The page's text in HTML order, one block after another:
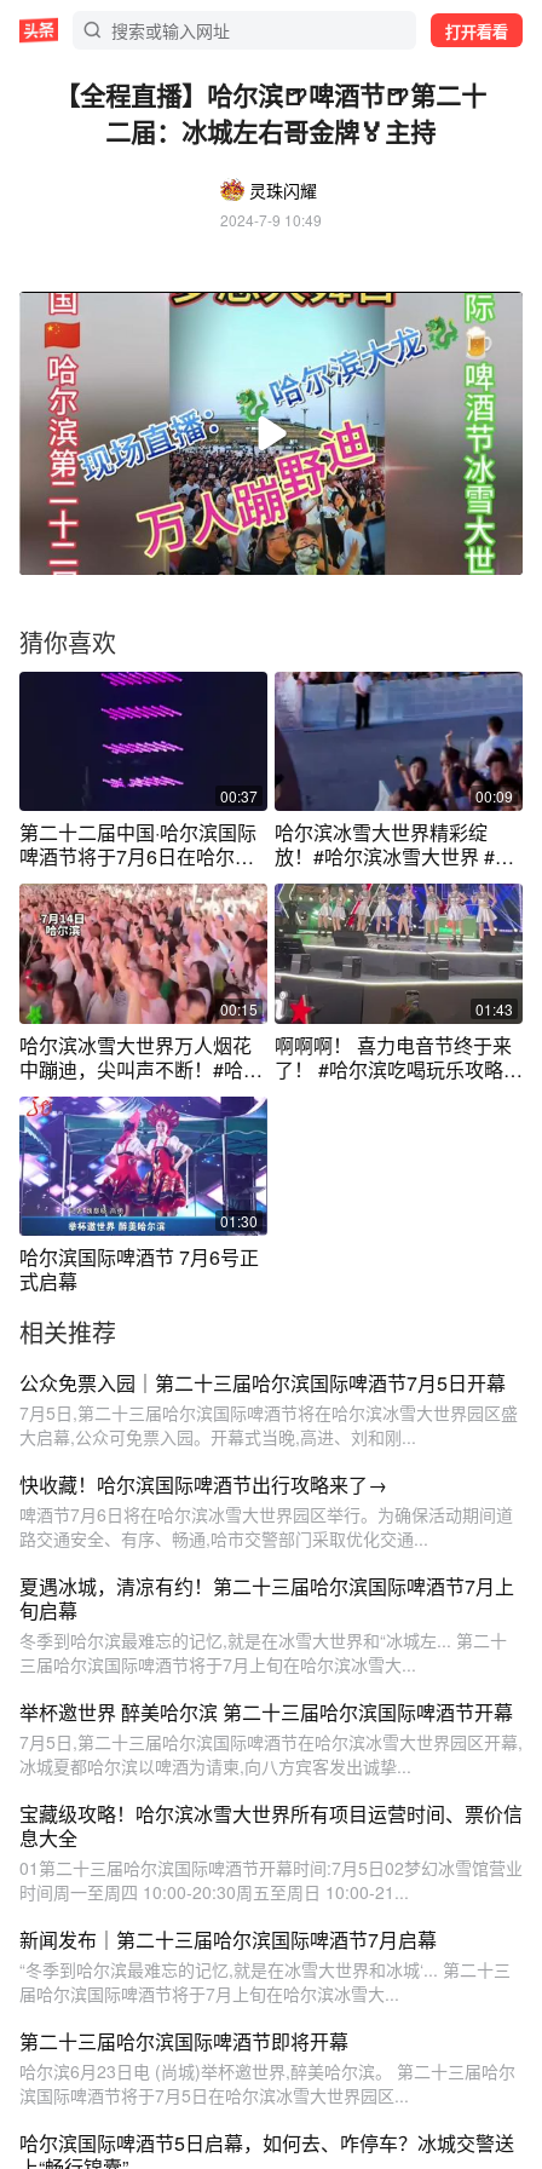
打开看看
【全程直播】哈尔滨🍺啤酒节🍺第二十
二届：冰城左右哥金牌🏅主持
灵珠闪耀
2024-7-9 10:49
猜你喜欢
00:37
第二十二届中国·哈尔滨国际
啤酒节将于7月6日在哈尔滨
冰雪大世界园区开幕#哈尔滨
#国际啤酒节 #哈尔滨冰雪大
世界
00:09
哈尔滨冰雪大世界精彩绽
放！#哈尔滨冰雪大世界 #哈
尔滨啤酒节免费入园 #哈尔滨
#哈尔滨啤酒节 #尔滨
00:15
哈尔滨冰雪大世界万人烟花
中蹦迪，尖叫声不断！#哈尔
滨啤酒节 #人山人海太热闹了
#2024赴一场烟火狂欢 #哈尔
滨啤酒节免费入园 #这个暑假
一定要来哈尔滨
01:43
啊啊啊！ 喜力电音节终于来
了！ #哈尔滨吃喝玩乐攻略 #
01:30
哈尔滨国际啤酒节 7月6号正
式启幕
相关推荐
公众免票入园｜第二十三届哈尔滨国际啤酒节7月5日开幕
7月5日,第二十三届哈尔滨国际啤酒节将在哈尔滨冰雪大世界园区盛
大启幕,公众可免票入园。开幕式当晚,高进、刘和刚...
快收藏！哈尔滨国际啤酒节出行攻略来了→
啤酒节7月6日将在哈尔滨冰雪大世界园区举行。为确保活动期间道
路交通安全、有序、畅通,哈市交警部门采取优化交通...
夏遇冰城，清凉有约！第二十三届哈尔滨国际啤酒节7月上
旬启幕
冬季到哈尔滨最难忘的记忆,就是在冰雪大世界和“冰城左... 第二十
三届哈尔滨国际啤酒节将于7月上旬在哈尔滨冰雪大...
举杯邀世界 醉美哈尔滨 第二十三届哈尔滨国际啤酒节开幕
7月5日,第二十三届哈尔滨国际啤酒节在哈尔滨冰雪大世界园区开幕,
冰城夏都哈尔滨以啤酒为请柬,向八方宾客发出诚挚...
宝藏级攻略！哈尔滨冰雪大世界所有项目运营时间、票价信
息大全
01第二十三届哈尔滨国际啤酒节开幕时间:7月5日02梦幻冰雪馆营业
时间周一至周四 10:00-20:30周五至周日 10:00-21...
新闻发布｜第二十三届哈尔滨国际啤酒节7月启幕
“冬季到哈尔滨最难忘的记忆,就是在冰雪大世界和冰城‘... 第二十三
届哈尔滨国际啤酒节将于7月上旬在哈尔滨冰雪大...
第二十三届哈尔滨国际啤酒节即将开幕
哈尔滨6月23日电 (尚城)举杯邀世界,醉美哈尔滨。 第二十三届哈尔
滨国际啤酒节将于7月5日在哈尔滨冰雪大世界园区...
哈尔滨国际啤酒节5日启幕，如何去、咋停车？冰城交警送